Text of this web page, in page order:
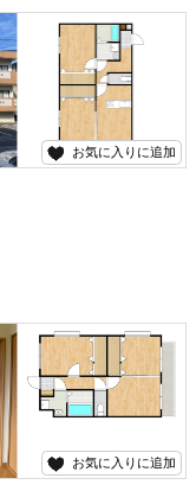
お気に入りに追加
お気に入りに追加